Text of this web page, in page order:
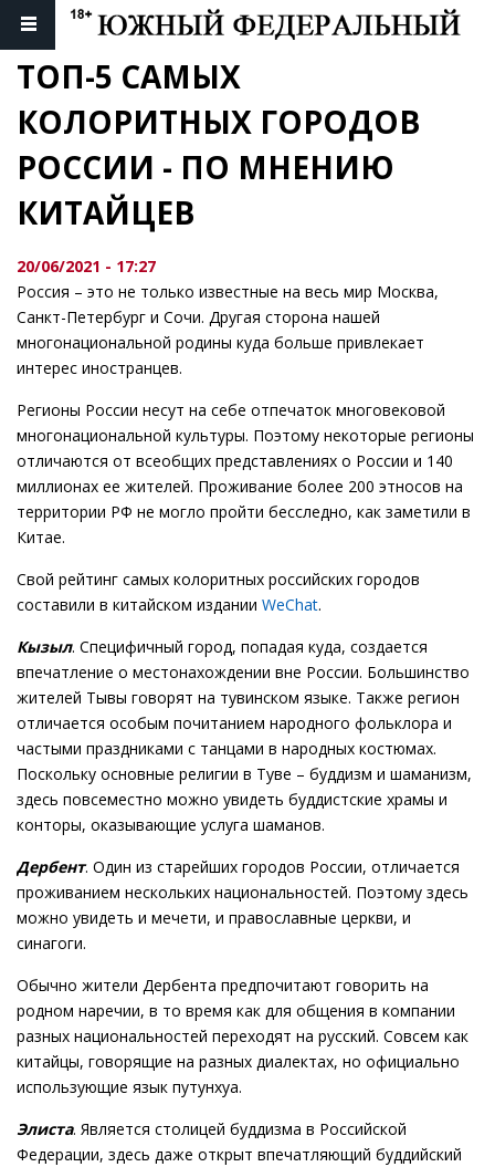
ТОП-5 САМЫХ
КОЛОРИТНЫХ ГОРОДОВ
РОССИИ - ПО МНЕНИЮ
КИТАЙЦЕВ
20/06/2021 - 17:27
Россия – это не только известные на весь мир Москва,
Санкт-Петербург и Сочи. Другая сторона нашей
многонациональной родины куда больше привлекает
интерес иностранцев.
Регионы России несут на себе отпечаток многовековой
многонациональной культуры. Поэтому некоторые регионы
отличаются от всеобщих представлениях о России и 140
миллионах ее жителей. Проживание более 200 этносов на
территории РФ не могло пройти бесследно, как заметили в
Китае.
Свой рейтинг самых колоритных российских городов
составили в китайском издании WeChat.
Кызыл. Специфичный город, попадая куда, создается
впечатление о местонахождении вне России. Большинство
жителей Тывы говорят на тувинском языке. Также регион
отличается особым почитанием народного фольклора и
частыми праздниками с танцами в народных костюмах.
Поскольку основные религии в Туве – буддизм и шаманизм,
здесь повсеместно можно увидеть буддистские храмы и
конторы, оказывающие услуга шаманов.
Дербент. Один из старейших городов России, отличается
проживанием нескольких национальностей. Поэтому здесь
можно увидеть и мечети, и православные церкви, и
синагоги.
Обычно жители Дербента предпочитают говорить на
родном наречии, в то время как для общения в компании
разных национальностей переходят на русский. Совсем как
китайцы, говорящие на разных диалектах, но официально
использующие язык путунхуа.
Элиста. Является столицей буддизма в Российской
Федерации, здесь даже открыт впечатляющий буддийский